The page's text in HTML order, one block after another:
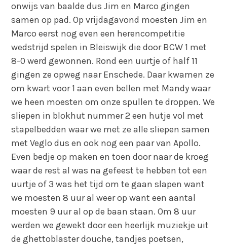
onwijs van baalde dus Jim en Marco gingen
samen op pad. Op vrijdagavond moesten Jim en
Marco eerst nog even een herencompetitie
wedstrijd spelen in Bleiswijk die door BCW 1 met
8-0 werd gewonnen. Rond een uurtje of half 11
gingen ze opweg naar Enschede. Daar kwamen ze
om kwart voor 1 aan even bellen met Mandy waar
we heen moesten om onze spullen te droppen. We
sliepen in blokhut nummer 2 een hutje vol met
stapelbedden waar we met ze alle sliepen samen
met Veglo dus en ook nog een paar van Apollo.
Even bedje op maken en toen door naar de kroeg
waar de rest al was na gefeest te hebben tot een
uurtje of 3 was het tijd om te gaan slapen want
we moesten 8 uur al weer op want een aantal
moesten 9 uur al op de baan staan. Om 8 uur
werden we gewekt door een heerlijk muziekje uit
de ghettoblaster douche, tandjes poetsen,